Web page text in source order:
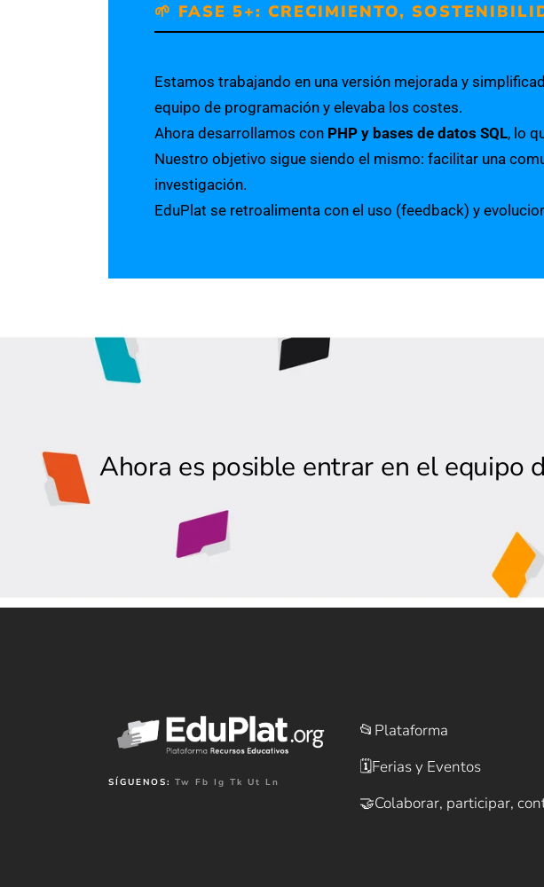
🌱 FASE 5+: CRECIMIENTO,
Estamos trabajando en una versión mejorada y
equipo de programación y elevaba los costes.
Ahora desarrollamos con PHP y bases de datos SQL, lo
Nuestro objetivo sigue siendo el mismo: facilitar una
investigación.
EduPlat se retroalimenta con el uso (feedback) y
Ahora es posible entrar en el equipo
SÍGUENOS: Tw Fb Ig Tk Ut Ln
📂 Plataforma
🗓️Ferias y Eventos
🤝Colaborar, participar,